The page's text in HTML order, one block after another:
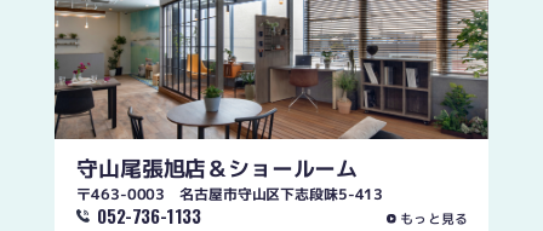
守山尾張旭店＆ショールーム
〒463-0003 名古屋市守山区下志段味5-413
052-736-1133 もっと見る